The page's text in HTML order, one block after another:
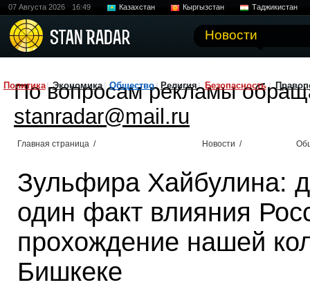
07 Августа 2026 16:49 Казахстан Кыргызстан Таджикистан
Новости
Политика Экономика Общество Религия Безопасность
По вопросам рекламы
stanradar@mail.ru
Главная страница / Новости /
Зульфира Хайбулина:
один факт влияния
прохождение нашей
Бишкеке